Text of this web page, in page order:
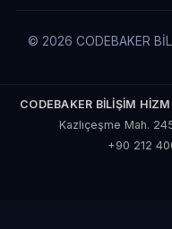
© 2026 CODEBAKER
CODEBAKER BİLİŞİM
Kazlıçeşme Mah.
+90 212